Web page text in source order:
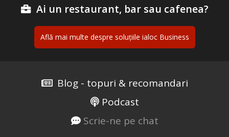
Ai un restaurant, bar sau cafenea?
Află mai multe despre soluțiile ialoc Business
Blog - topuri & recomandari
Podcast
Scrie-ne pe chat